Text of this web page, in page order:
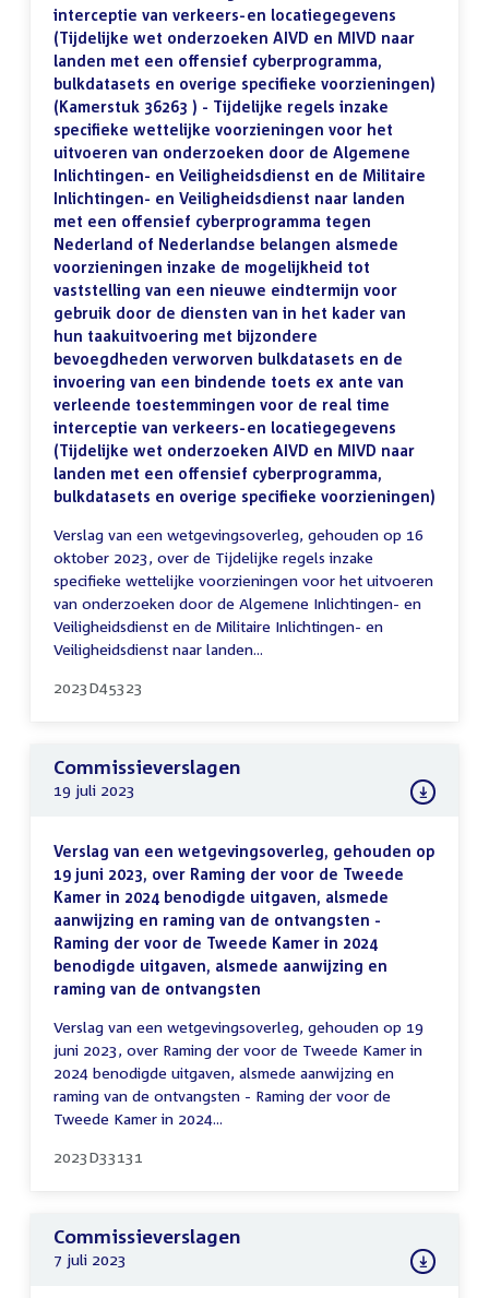
interceptie van verkeers-en locatiegegevens
(Tijdelijke wet onderzoeken AIVD en MIVD naar
landen met een offensief cyberprogramma,
bulkdatasets en overige specifieke voorzieningen)
(Kamerstuk 36263 ) - Tijdelijke regels inzake
specifieke wettelijke voorzieningen voor het
uitvoeren van onderzoeken door de Algemene
Inlichtingen- en Veiligheidsdienst en de Militaire
Inlichtingen- en Veiligheidsdienst naar landen
met een offensief cyberprogramma tegen
Nederland of Nederlandse belangen alsmede
voorzieningen inzake de mogelijkheid tot
vaststelling van een nieuwe eindtermijn voor
gebruik door de diensten van in het kader van
hun taakuitvoering met bijzondere
bevoegdheden verworven bulkdatasets en de
invoering van een bindende toets ex ante van
verleende toestemmingen voor de real time
interceptie van verkeers-en locatiegegevens
(Tijdelijke wet onderzoeken AIVD en MIVD naar
landen met een offensief cyberprogramma,
bulkdatasets en overige specifieke voorzieningen)
Verslag van een wetgevingsoverleg, gehouden op 16
oktober 2023, over de Tijdelijke regels inzake
specifieke wettelijke voorzieningen voor het uitvoeren
van onderzoeken door de Algemene Inlichtingen- en
Veiligheidsdienst en de Militaire Inlichtingen- en
Veiligheidsdienst naar landen...
2023D45323
Commissieverslagen
19 juli 2023
Verslag van een wetgevingsoverleg, gehouden op
19 juni 2023, over Raming der voor de Tweede
Kamer in 2024 benodigde uitgaven, alsmede
aanwijzing en raming van de ontvangsten -
Raming der voor de Tweede Kamer in 2024
benodigde uitgaven, alsmede aanwijzing en
raming van de ontvangsten
Verslag van een wetgevingsoverleg, gehouden op 19
juni 2023, over Raming der voor de Tweede Kamer in
2024 benodigde uitgaven, alsmede aanwijzing en
raming van de ontvangsten - Raming der voor de
Tweede Kamer in 2024...
2023D33131
Commissieverslagen
7 juli 2023